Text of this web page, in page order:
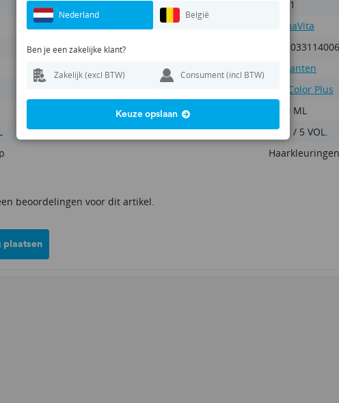
FV201
FarmaVita
8022033114006
Oxidanten
Life Color Plus
1000 ML
1.5% / 5 VOL.
Haarkleuringen
beoordelingen voor dit artikel.
plaatsen
Nederland België
Ben je een zakelijke klant?
Zakelijk (excl BTW) Consument (incl BTW)
Keuze opslaan